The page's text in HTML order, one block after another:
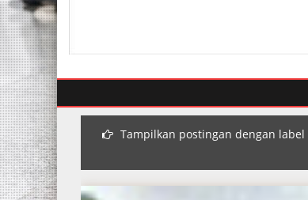
Tampilkan postingan dengan label